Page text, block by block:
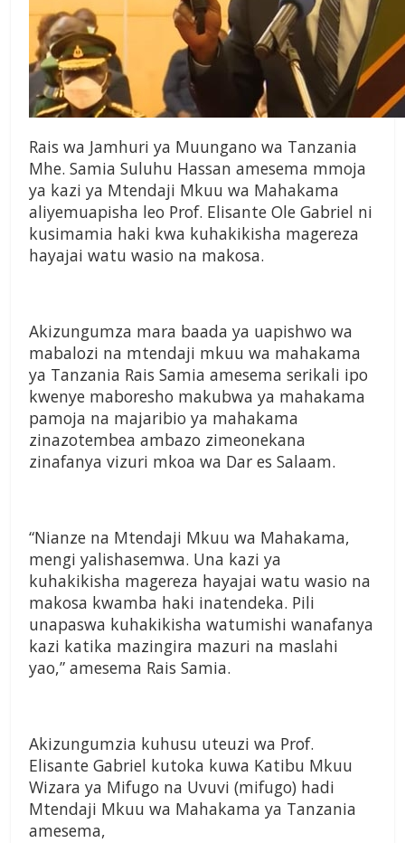
Rais wa Jamhuri ya Muungano wa Tanzania
Mhe. Samia Suluhu Hassan amesema mmoja
ya kazi ya Mtendaji Mkuu wa Mahakama
aliyemuapisha leo Prof. Elisante Ole Gabriel ni
kusimamia haki kwa kuhakikisha magereza
hayajai watu wasio na makosa.
Akizungumza mara baada ya uapishwo wa
mabalozi na mtendaji mkuu wa mahakama
ya Tanzania Rais Samia amesema serikali ipo
kwenye maboresho makubwa ya mahakama
pamoja na majaribio ya mahakama
zinazotembea ambazo zimeonekana
zinafanya vizuri mkoa wa Dar es Salaam.
“Nianze na Mtendaji Mkuu wa Mahakama,
mengi yalishasemwa. Una kazi ya
kuhakikisha magereza hayajai watu wasio na
makosa kwamba haki inatendeka. Pili
unapaswa kuhakikisha watumishi wanafanya
kazi katika mazingira mazuri na maslahi
yao,” amesema Rais Samia.
Akizungumzia kuhusu uteuzi wa Prof.
Elisante Gabriel kutoka kuwa Katibu Mkuu
Wizara ya Mifugo na Uvuvi (mifugo) hadi
Mtendaji Mkuu wa Mahakama ya Tanzania
amesema,